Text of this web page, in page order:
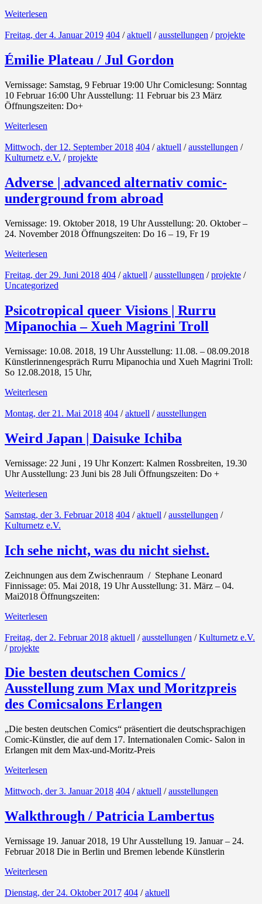
Weiterlesen
Freitag, der 4. Januar 2019 404 /aktuell /ausstellungen /projekte
Émilie Plateau / Jul Gordon
Vernissage: Samstag, 9 Februar 19:00 Uhr Comiclesung: Sonntag
10 Februar 16:00 Uhr Ausstellung: 11 Februar bis 23 März
Öffnungszeiten: Do+
Weiterlesen
Mittwoch, der 12. September 2018 404 /aktuell /ausstellungen /
Kulturnetz e.V. /projekte
Adverse | advanced alternativ comic-
underground from abroad
Vernissage: 19. Oktober 2018, 19 Uhr Ausstellung: 20. Oktober –
24. November 2018 Öffnungszeiten: Do 16 – 19, Fr 19
Weiterlesen
Freitag, der 29. Juni 2018 404 /aktuell /ausstellungen /projekte /
Uncategorized
Psicotropical queer Visions | Rurru
Mipanochia – Xueh Magrini Troll
Vernissage: 10.08. 2018, 19 Uhr Ausstellung: 11.08. – 08.09.2018
Künstlerinnengespräch Rurru Mipanochia und Xueh Magrini Troll:
So 12.08.2018, 15 Uhr,
Weiterlesen
Montag, der 21. Mai 2018 404 /aktuell /ausstellungen
Weird Japan | Daisuke Ichiba
Vernissage: 22 Juni , 19 Uhr Konzert: Kalmen Rossbreiten, 19.30
Uhr Ausstellung: 23 Juni bis 28 Juli Öffnungszeiten: Do +
Weiterlesen
Samstag, der 3. Februar 2018 404 /aktuell /ausstellungen /
Kulturnetz e.V.
Ich sehe nicht, was du nicht siehst.
Zeichnungen aus dem Zwischenraum / Stephane Leonard
Finnissage: 05. Mai 2018, 19 Uhr Ausstellung: 31. März – 04.
Mai2018 Öffnungszeiten:
Weiterlesen
Freitag, der 2. Februar 2018 aktuell /ausstellungen /Kulturnetz e.V.
/projekte
Die besten deutschen Comics /
Ausstellung zum Max und Moritzpreis
des Comicsalons Erlangen
„Die besten deutschen Comics“ präsentiert die deutschsprachigen
Comic-Künstler, die auf dem 17. Internationalen Comic- Salon in
Erlangen mit dem Max-und-Moritz-Preis
Weiterlesen
Mittwoch, der 3. Januar 2018 404 /aktuell /ausstellungen
Walkthrough / Patricia Lambertus
Vernissage 19. Januar 2018, 19 Uhr Ausstellung 19. Januar – 24.
Februar 2018 Die in Berlin und Bremen lebende Künstlerin
Weiterlesen
Dienstag, der 24. Oktober 2017 404 /aktuell